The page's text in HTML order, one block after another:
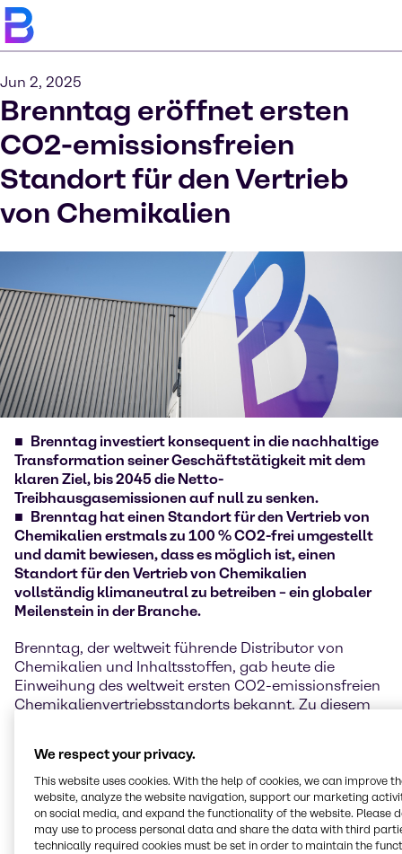
Jun 2, 2025
Brenntag eröffnet ersten
CO2-emissionsfreien
Standort für den Vertrieb
von Chemikalien
Brenntag investiert konsequent in die nachhaltige
Transformation seiner Geschäftstätigkeit mit dem
klaren Ziel, bis 2045 die Netto-
Treibhausgasemissionen auf null zu senken.
Brenntag hat einen Standort für den Vertrieb von
Chemikalien erstmals zu 100 % CO2-frei umgestellt
und damit bewiesen, dass es möglich ist, einen
Standort für den Vertrieb von Chemikalien
vollständig klimaneutral zu betreiben – ein globaler
Meilenstein in der Branche.
Brenntag, der weltweit führende Distributor von
Chemikalien und Inhaltsstoffen, gab heute die
Einweihung des weltweit ersten CO2-emissionsfreien
Chemikalienvertriebsstandorts bekannt. Zu diesem
umgestellt und das gesamte Energiesystem neu
konzipiert. Der Standort gilt nun als Blaupause und
globales Leuchtturmprojekt für die rund 600 weiteren
Standorte von Brenntag in mehr als 70 Ländern
weltweit.
We respect your privacy.
This website uses cookies. With the help of cookies, we can improve
website, analyze the website navigation, support our marketing
on social media, and expand the functionality of the website. Please
may use to process personal data and share the data with third
technically required cookies must be set in order to maintain the